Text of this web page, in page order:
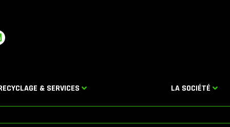
& SERVICES LA SOCIÉTÉ